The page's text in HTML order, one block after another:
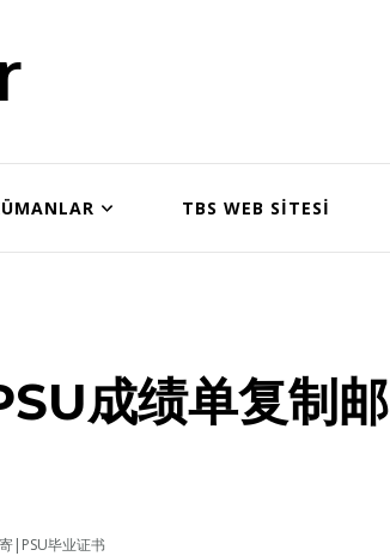
TBS WEB SİTESİ
成绩单复制邮
|PSU毕业证书